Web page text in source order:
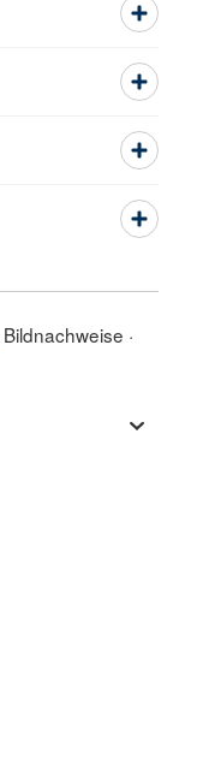
Bildnachweise